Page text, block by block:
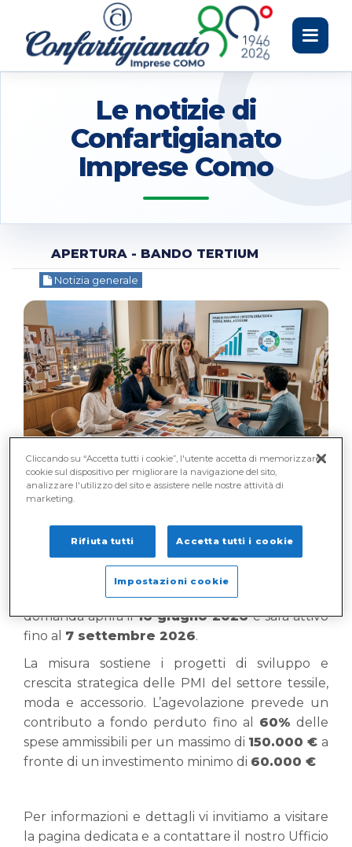
Toggle
Le notizie di
Confartigianato
Imprese Como
APERTURA - BANDO TERTIUM
Notizia generale
ASCOLTO
Con il decreto 6221 del 13/05/2026 è stato
approvato il bandoTertium.
Lo sportello per la presentazione della
domanda aprirà il16 giugno 2026e sarà attivo
fino al 7 settembre 2026.
La misura sostiene i progetti di sviluppo e
crescita strategica delle PMI del settore tessile,
moda e accessorio. L’agevolazione prevede un
contributo a fondo perduto fino al 60%delle
spese ammissibili per un massimo di 150.000 € a
fronte di un investimento minimo di 60.000 €
Per informazioni e dettagli vi invitiamo a visitare
la pagina dedicata e a contattare il nostro Ufficio
Cliccando su “Accetta tutti i cookie”, l'utente accetta di memorizzare i
cookie sul dispositivo per migliorare la navigazione del sito,
analizzare l'utilizzo del sito e assistere nelle nostre attività di
marketing.
Rifiuta tutti Accetta tutti i cookie
Impostazioni cookie